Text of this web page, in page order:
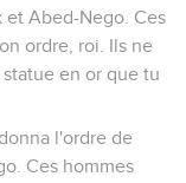
et Abed-Nego. Ces
ordre, roi. Ils ne
en or que tu
l'ordre de
Ces hommes